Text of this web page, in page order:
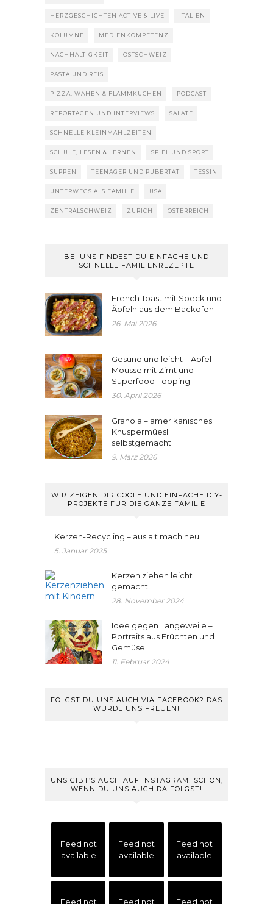
HERZGESCHICHTEN ACTIVE & LIVE ITALIEN
KOLUMNE MEDIENKOMPETENZ
NACHHALTIGKEIT OSTSCHWEIZ
PASTA UND REIS
PIZZA, WÄHEN & FLAMMKUCHEN PODCAST
REPORTAGEN UND INTERVIEWS SALATE
SCHNELLE KLEINMAHLZEITEN
SCHULE, LESEN & LERNEN SPIEL UND SPORT
SUPPEN TEENAGER UND PUBERTÄT TESSIN
UNTERWEGS ALS FAMILIE USA
ZENTRALSCHWEIZ ZÜRICH ÖSTERREICH
BEI UNS FINDEST DU EINFACHE UND
SCHNELLE FAMILIENREZEPTE
French Toast mit Speck und
Äpfeln aus dem Backofen
26. Mai 2026
Gesund und leicht – Apfel-
Mousse mit Zimt und
Superfood-Topping
30. April 2026
Granola – amerikanisches
Knuspermüesli
selbstgemacht
9. März 2026
WIR ZEIGEN DIR COOLE UND EINFACHE DIY-
PROJEKTE FÜR DIE GANZE FAMILIE
Kerzen-Recycling – aus alt mach neu!
5. Januar 2025
Kerzen ziehen leicht
gemacht
28. November 2024
Idee gegen Langeweile –
Portraits aus Früchten und
Gemüse
11. Februar 2024
FOLGST DU UNS AUCH VIA FACEBOOK? DAS
WÜRDE UNS FREUEN!
UNS GIBT’S AUCH AUF INSTAGRAM! SCHÖN,
WENN DU UNS AUCH DA FOLGST!
Feed not
available
Feed not
available
Feed not
available
Feed not
Feed not
Feed not